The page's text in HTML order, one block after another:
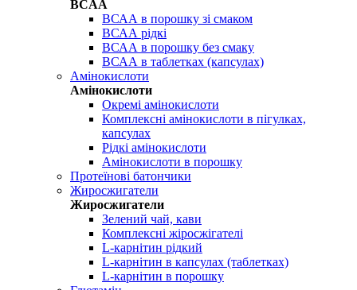
BCAA
ВСАА в порошку зі смаком
ВСАА рідкі
ВСАА в порошку без смаку
ВСАА в таблетках (капсулах)
Амінокислоти
Амінокислоти
Окремі амінокислоти
Комплексні амінокислоти в пігулках,
капсулах
Рідкі амінокислоти
Амінокислоти в порошку
Протеїнові батончики
Жиросжигатели
Жиросжигатели
Зелений чай, кави
Комплексні жіросжігателі
L-карнітин рідкий
L-карнітин в капсулах (таблетках)
L-карнітин в порошку